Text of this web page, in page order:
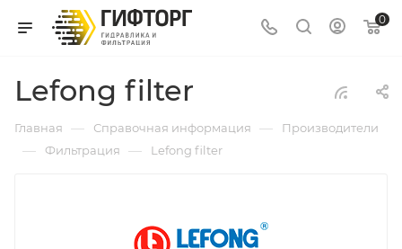
0
Lefong filter
Главная — Справочная информация — Производители
— Фильтрация — Lefong filter